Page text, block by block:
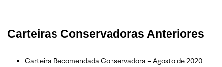
Carteiras Conservadoras Anteriores
Carteira Recomendada Conservadora – Agosto de 2020